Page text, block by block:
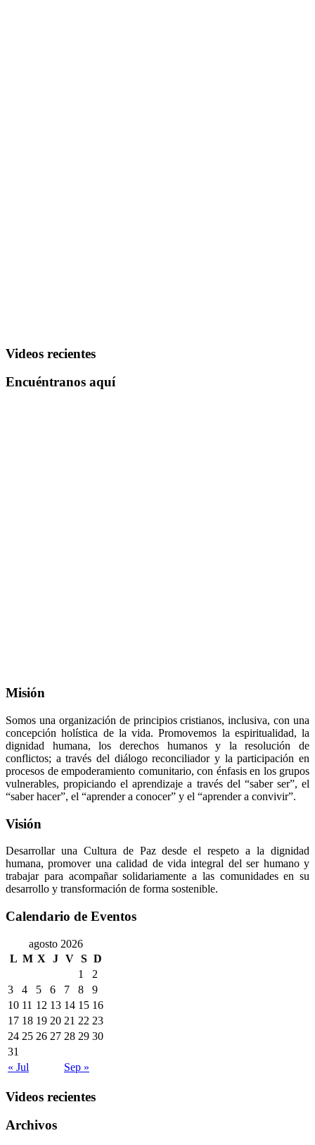
Videos recientes
Encuéntranos aquí
Misión
Somos una organización de principios cristianos, inclusiva, con una
concepción holística de la vida. Promovemos la espiritualidad, la
dignidad humana, los derechos humanos y la resolución de
conflictos; a través del diálogo reconciliador y la participación en
procesos de empoderamiento comunitario, con énfasis en los grupos
vulnerables, propiciando el aprendizaje a través del “saber ser”, el
“saber hacer”, el “aprender a conocer” y el “aprender a convivir”.
Visión
Desarrollar una Cultura de Paz desde el respeto a la dignidad
humana, promover una calidad de vida integral del ser humano y
trabajar para acompañar solidariamente a las comunidades en su
desarrollo y transformación de forma sostenible.
Calendario de Eventos
agosto 2026
L M X J V S D
1
2
3
4 5 6 7 8
9
10 11 12 13 14 15 16
17 18 19 20 21 22 23
24 25 26 27 28 29 30
31
« Jul
Sep »
Videos recientes
Archivos